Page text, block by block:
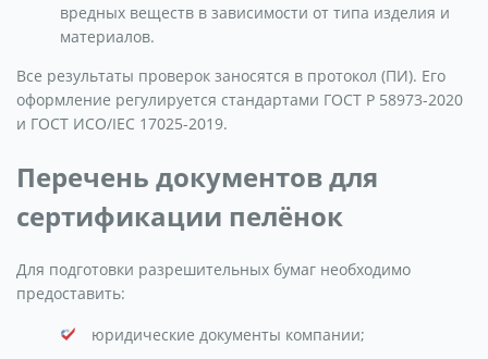
вредных веществ в зависимости от типа изделия и
материалов.
Все результаты проверок заносятся в протокол (ПИ). Его
оформление регулируется стандартами ГОСТ Р 58973-2020
и ГОСТ ИСО/IEC 17025-2019.
Перечень документов для
сертификации пелёнок
Для подготовки разрешительных бумаг необходимо
предоставить:
юридические документы компании;